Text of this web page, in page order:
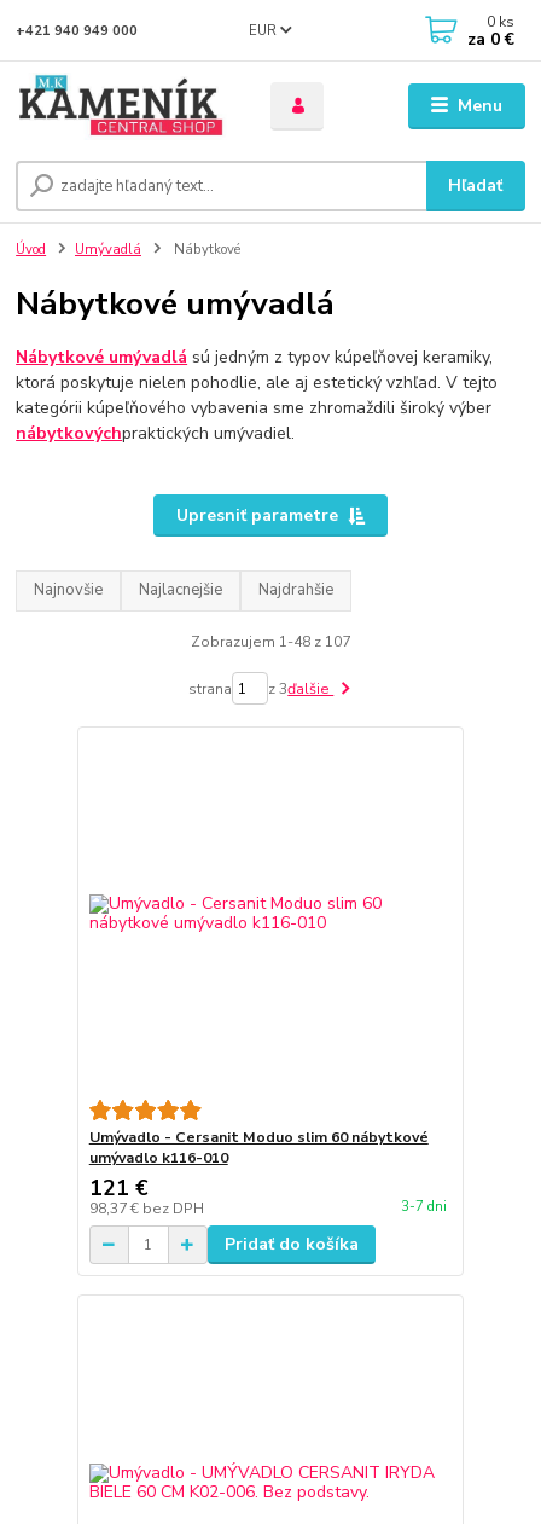
Menu
EUR
Hľadať
+421 940 949 000 0 ks
za 0 €
Úvod Umývadlá Nábytkové
Nábytkové umývadlá
Nábytkové umývadlá sú jedným z typov kúpeľňovej keramiky,
ktorá poskytuje nielen pohodlie, ale aj estetický vzhľad. V tejto
kategórii kúpeľňového vybavenia sme zhromaždili široký výber
nábytkovýchpraktických umývadiel.
Upresniť parametre
Najnovšie Najlacnejšie Najdrahšie
Zobrazujem 1-48 z 107
strana z 3ďalšie
Umývadlo - Cersanit Moduo slim 60 nábytkové
umývadlo k116-010
121 €
98,37 € bez DPH 3-7 dni
Pridať do košíka